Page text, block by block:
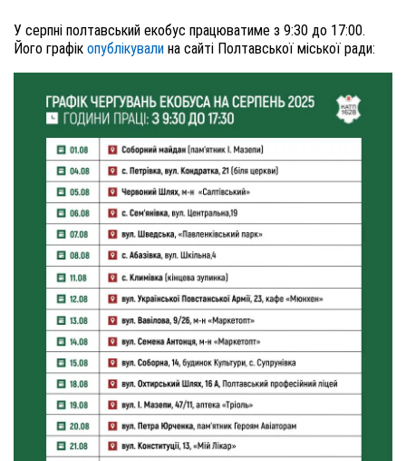
У серпні полтавський екобус працюватиме з 9:30 до 17:00.
Його графік опублікували на сайті Полтавської міської ради: